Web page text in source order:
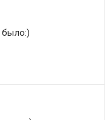
было:)